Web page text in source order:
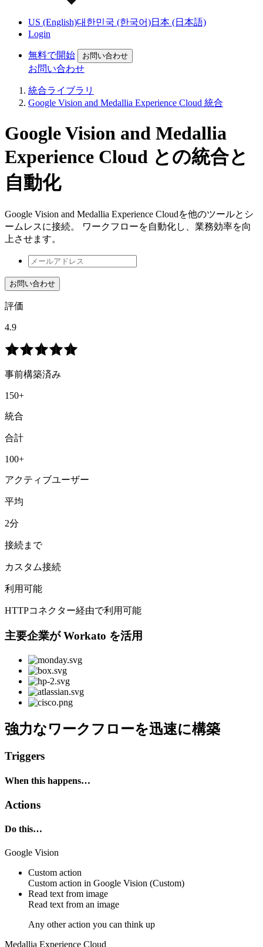
US (English)대한민국 (한국어)日本 (日本語)
Login
無料で開始 お問い合わせ
お問い合わせ
統合ライブラリ
Google Vision and Medallia Experience Cloud 統合
Google Vision and Medallia
Experience Cloud との統合と
自動化
Google Vision and Medallia Experience Cloudを他のツールとシ
ームレスに接続。 ワークフローを自動化し、業務効率を向
上させます。
お問い合わせ
評価
4.9
事前構築済み
150+
統合
合計
100+
アクティブユーザー
平均
2分
接続まで
カスタム接続
利用可能
HTTPコネクター経由で利用可能
主要企業が Workato を活用
強力なワークフローを迅速に構築
Triggers
When this happens…
Actions
Do this…
Google Vision
Custom action
Custom action in Google Vision (Custom)
Read text from image
Read text from an image
Any other action you can think up
Medallia Experience Cloud